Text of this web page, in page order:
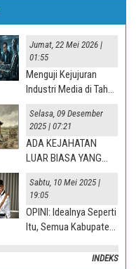
Jumat, 22 Mei 2026 |
01:55
Menguji Kejujuran
Industri Media di Tahun
Selasa, 09 Desember
2025 | 07:21
ADA KEJAHATAN
LUAR BIASA YANG
Sabtu, 10 Mei 2025 |
19:05
OPINI: Idealnya Seperti
Itu, Semua Kabupaten
INDEKS